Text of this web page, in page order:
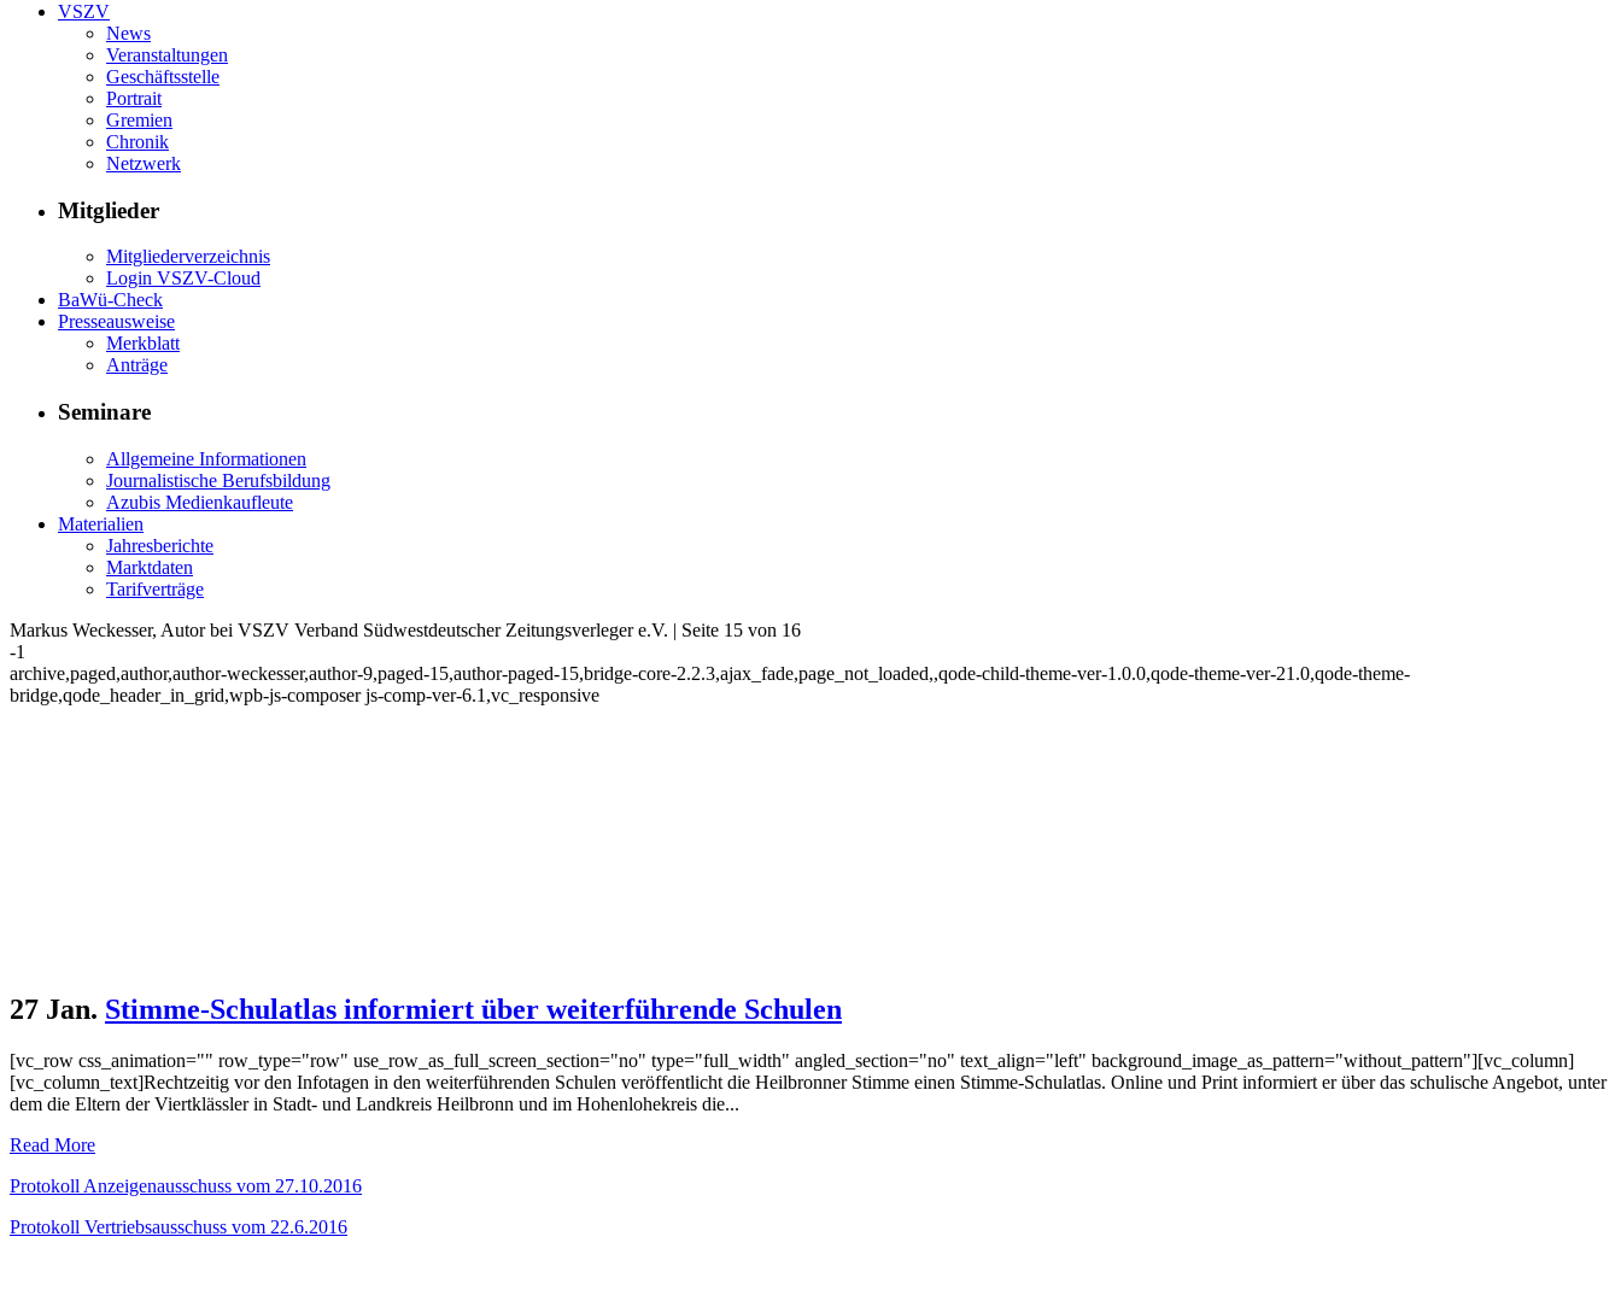
VSZV
News
Veranstaltungen
Geschäftsstelle
Portrait
Gremien
Chronik
Netzwerk
Mitglieder
Mitgliederverzeichnis
Login VSZV-Cloud
BaWü-Check
Presseausweise
Merkblatt
Anträge
Seminare
Allgemeine Informationen
Journalistische Berufsbildung
Azubis Medienkaufleute
Materialien
Jahresberichte
Marktdaten
Tarifverträge
Markus Weckesser, Autor bei VSZV Verband Südwestdeutscher Zeitungsverleger e.V. | Seite 15 von 16
-1
archive,paged,author,author-weckesser,author-9,paged-15,author-paged-15,bridge-core-2.2.3,ajax_fade,page_not_loaded,,qode-child-theme-ver-1.0.0,qode-theme-ver-21.0,qode-theme-
bridge,qode_header_in_grid,wpb-js-composer js-comp-ver-6.1,vc_responsive
27 Jan. Stimme-Schulatlas informiert über weiterführende Schulen
[vc_row css_animation="" row_type="row" use_row_as_full_screen_section="no" type="full_width" angled_section="no" text_align="left" background_image_as_pattern="without_pattern"][vc_column]
[vc_column_text]Rechtzeitig vor den Infotagen in den weiterführenden Schulen veröffentlicht die Heilbronner Stimme einen Stimme-Schulatlas. Online und Print informiert er über das schulische Angebot, unter
dem die Eltern der Viertklässler in Stadt- und Landkreis Heilbronn und im Hohenlohekreis die...
Read More
Protokoll Anzeigenausschuss vom 27.10.2016
Protokoll Vertriebsausschuss vom 22.6.2016